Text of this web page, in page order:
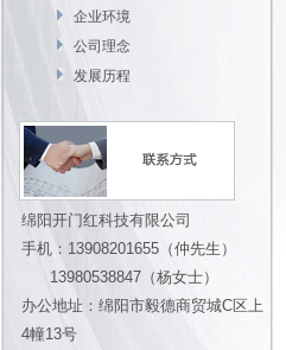
企业环境
公司理念
发展历程
绵阳开门红科技有限公司
手机：13908201655（仲先生）
13980538847（杨女士）
办公地址：绵阳市毅德商贸城C区上
4幢13号